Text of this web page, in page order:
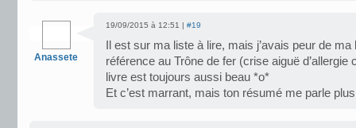
Anassete
19/09/2015 à 12:51 | #19
Il est sur ma liste à lire, mais j’avais peur de
référence au Trône de fer (crise aiguë d’allergie
livre est toujours aussi beau *o*
Et c’est marrant, mais ton résumé me parle